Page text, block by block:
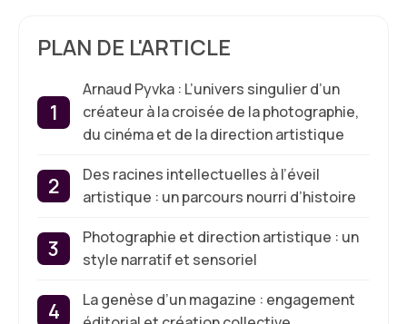
PLAN DE L'ARTICLE
Arnaud Pyvka : L’univers singulier d’un
créateur à la croisée de la photographie,
du cinéma et de la direction artistique
Des racines intellectuelles à l’éveil
artistique : un parcours nourri d’histoire
Photographie et direction artistique : un
style narratif et sensoriel
La genèse d’un magazine : engagement